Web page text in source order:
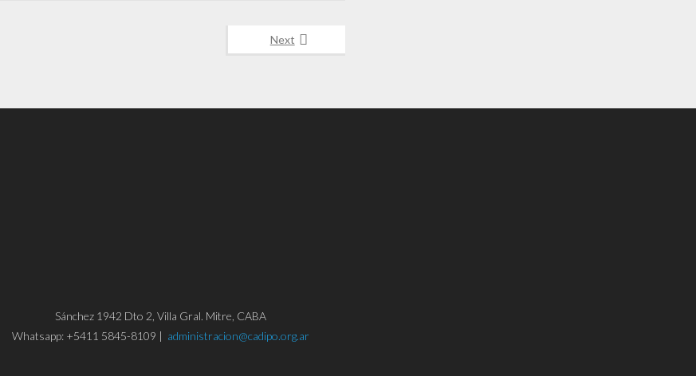
Next
Sánchez 1942 Dto 2, Villa Gral. Mitre, CABA
Whatsapp: +5411 5845-8109 | administracion@cadipo.org.ar